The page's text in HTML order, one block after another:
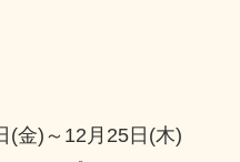
(金)～12月25日(木)